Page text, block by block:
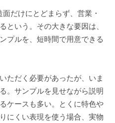
だけにとどまらず、営業・
という。その大きな要因は、
プルを、短時間で用意できる
ただく必要があったが、いま
。サンプルを見せながら説明
ケースも多い。とくに特色や
にくい表現を使う場合、実物